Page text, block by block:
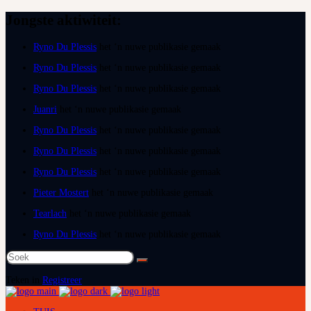
Ryno Du Plessis
Ryno Du Plessis
Ryno Du Plessis
Juanri
Ryno Du Plessis
Ryno Du Plessis
Ryno Du Plessis
Pieter Mostert
Tearlach
Ryno Du Plessis
Soek
na:
Registreer